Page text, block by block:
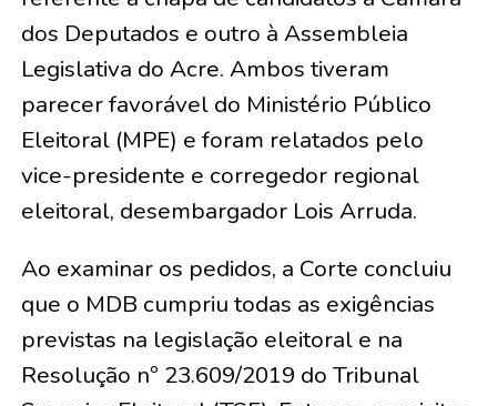
dos Deputados e outro à Assembleia
Legislativa do Acre. Ambos tiveram
parecer favorável do Ministério Público
Eleitoral (MPE) e foram relatados pelo
vice-presidente e corregedor regional
eleitoral, desembargador Lois Arruda.
Ao examinar os pedidos, a Corte concluiu
que o MDB cumpriu todas as exigências
previstas na legislação eleitoral e na
Resolução nº 23.609/2019 do Tribunal